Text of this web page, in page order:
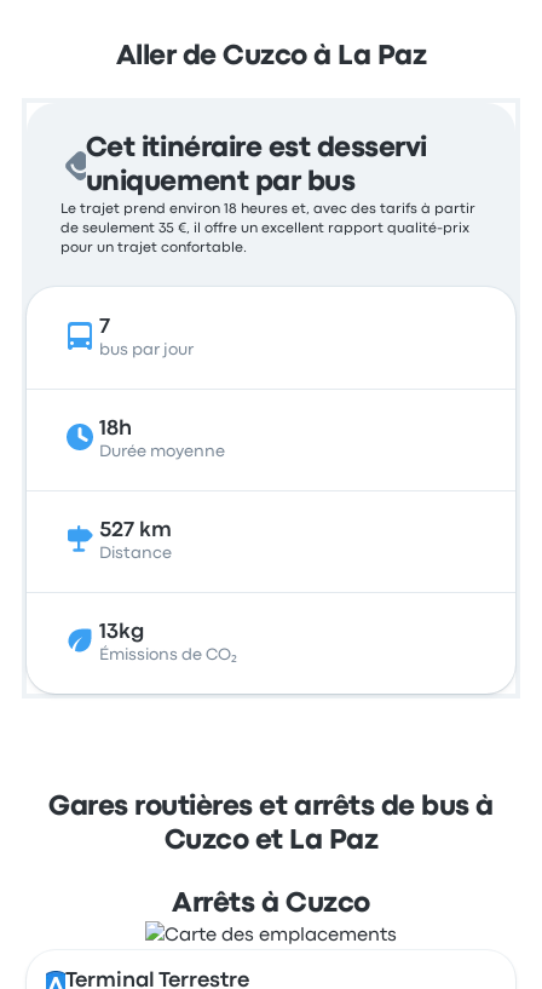
Aller de Cuzco à La Paz
Cet itinéraire est desservi
uniquement par bus
Le trajet prend environ 18 heures et, avec des tarifs à partir
de seulement 35 €, il offre un excellent rapport qualité-prix
pour un trajet confortable.
7
bus par jour
18h
Durée moyenne
527 km
Distance
13kg
Émissions de CO₂
Gares routières et arrêts de bus à
Cuzco et La Paz
Arrêts à Cuzco
Terminal Terrestre